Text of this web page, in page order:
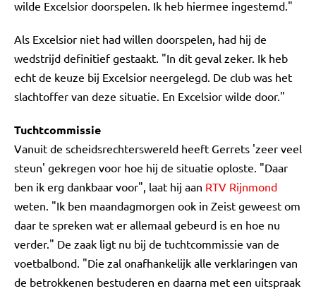
wilde Excelsior doorspelen. Ik heb hiermee ingestemd."
Als Excelsior niet had willen doorspelen, had hij de
wedstrijd definitief gestaakt. "In dit geval zeker. Ik heb
echt de keuze bij Excelsior neergelegd. De club was het
slachtoffer van deze situatie. En Excelsior wilde door."
Tuchtcommissie
Vanuit de scheidsrechterswereld heeft Gerrets 'zeer veel
steun' gekregen voor hoe hij de situatie oploste. "Daar
ben ik erg dankbaar voor", laat hij aan RTV Rijnmond
weten. "Ik ben maandagmorgen ook in Zeist geweest om
daar te spreken wat er allemaal gebeurd is en hoe nu
verder." De zaak ligt nu bij de tuchtcommissie van de
voetbalbond. "Die zal onafhankelijk alle verklaringen van
de betrokkenen bestuderen en daarna met een uitspraak